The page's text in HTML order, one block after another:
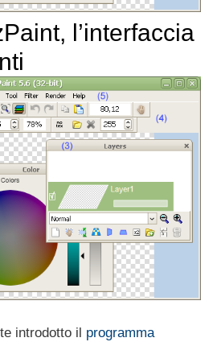
l’interfaccia
introdotto il programma